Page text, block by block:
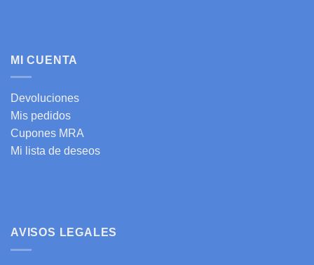
MI CUENTA
Devoluciones
Mis pedidos
Cupones MRA
Mi lista de deseos
AVISOS LEGALES